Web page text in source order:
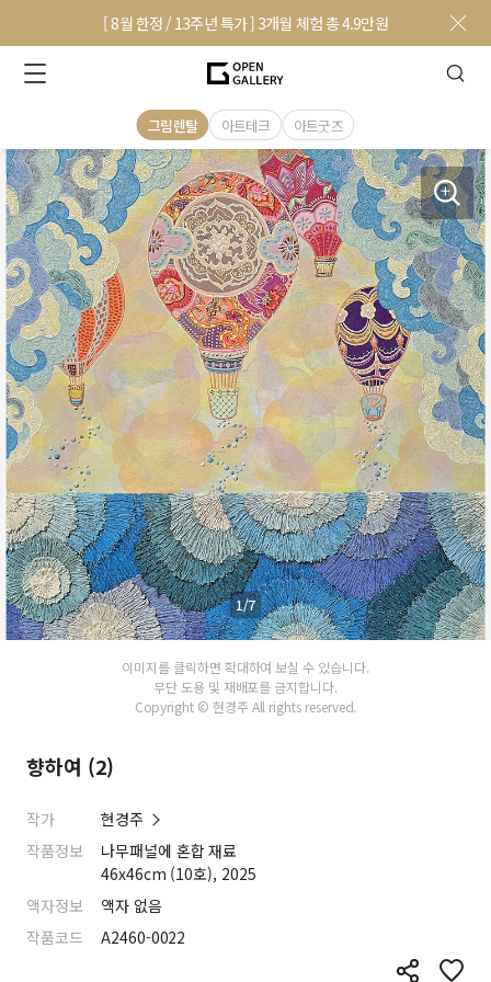
[ 8월 한정 / 13주년 특가 ] 3개월 체험 총 4.9만원
그림렌탈 아트테크 아트굿즈
1/7
이미지를 클릭하면 확대하여 보실 수 있습니다.
무단 도용 및 재배포를 금지합니다.
Copyright © 현경주 All rights reserved.
향하여 (2)
작가
현경주
작품정보
나무패널에 혼합 재료
46x46cm (10호), 2025
액자정보
액자 없음
작품코드
A2460-0022